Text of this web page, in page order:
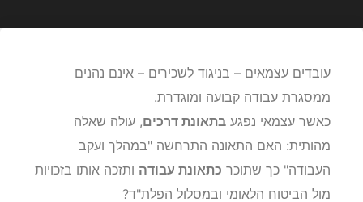
העבודה
עובדים עצמאים – בניגוד לשכירים – אינם נהנים
ממסגרת עבודה קבועה ומוגדרת.
כאשר עצמאי נפגעבתאונת דרכים, עולה שאלה
מהותית: האם התאונה התרחשה "במהלך ועקב
העבודה" כך שתוכר כתאונת עבודהותזכה אותו בזכויות